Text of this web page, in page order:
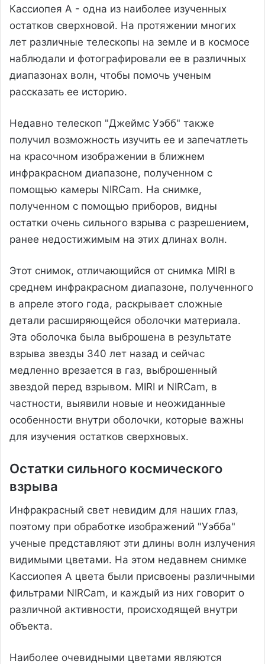
Кассиопея А - одна из наиболее изученных
остатков сверхновой. На протяжении многих
лет различные телескопы на земле и в космосе
наблюдали и фотографировали ее в различных
диапазонах волн, чтобы помочь ученым
рассказать ее историю.
Недавно телескоп "Джеймс Уэбб" также
получил возможность изучить ее и запечатлеть
на красочном изображении в ближнем
инфракрасном диапазоне, полученном с
помощью камеры NIRCam. На снимке,
полученном с помощью приборов, видны
остатки очень сильного взрыва с разрешением,
ранее недостижимым на этих длинах волн.
Этот снимок, отличающийся от снимка MIRI в
среднем инфракрасном диапазоне, полученного
в апреле этого года, раскрывает сложные
детали расширяющейся оболочки материала.
Эта оболочка была выброшена в результате
взрыва звезды 340 лет назад и сейчас
медленно врезается в газ, выброшенный
звездой перед взрывом. MIRI и NIRCam, в
частности, выявили новые и неожиданные
особенности внутри оболочки, которые важны
для изучения остатков сверхновых.
Остатки сильного космического
взрыва
Инфракрасный свет невидим для наших глаз,
поэтому при обработке изображений "Уэбба"
ученые представляют эти длины волн излучения
видимыми цветами. На этом недавнем снимке
Кассиопея А цвета были присвоены различными
фильтрами NIRCam, и каждый из них говорит о
различной активности, происходящей внутри
объекта.
Наиболее очевидными цветами являются